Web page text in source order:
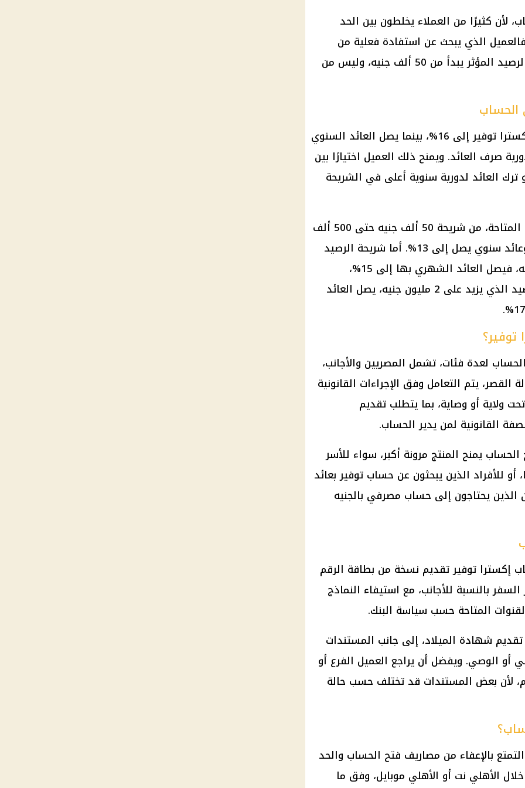
كثيرًا من العملاء يخلطون بين الحد
فالعميل الذي يبحث عن استفادة فعلية من
العائد يجب أن يضع في حسابه أن الرصيد المؤثر يبدأ من 50 ألف جنيه، وليس من
الحساب
على حساب إكسترا توفير إلى 16%، بينما يصل العائد السنوي
صرف العائد. ويمنح ذلك العميل اختيارًا بين
العائد لدورية سنوية أعلى في الشريحة
ويبدأ احتساب العائد، وفق البيانات المتاحة، من شريحة 50 ألف جنيه حتى 500 ألف
جنيه بعائد شهري يصل إلى 12% وعائد سنوي يصل إلى 13%. أما شريحة الرصيد
العائد الشهري
بها إلى 15%،
والسنوي إلى 16%. وفي حالة الرصيد الذي يزيد على 2 مليون جنيه، يصل العائد
لعدة فئات، تشمل المصريين والأجانب،
القصر، يتم التعامل وفق الإجراءات القانونية
ولاية أو وصاية، بما يتطلب تقديم
القانونية لمن يدير الحساب.
يمنح المنتج مرونة أكبر، سواء للأسر
أو للأفراد الذين يبحثون عن حساب توفير بعائد
الذين يحتاجون إلى حساب مصرفي بالجنيه
إكسترا توفير تقديم نسخة من بطاقة الرقم
بالنسبة للأجانب، مع استيفاء النماذج
المتاحة حسب سياسة البنك.
شهادة الميلاد، إلى جانب المستندات
أو الوصي. ويفضل أن يراجع العميل الفرع أو
لأن بعض المستندات قد تختلف حسب حالة
التمتع بالإعفاء من مصاريف فتح الحساب والحد
الأهلي نت أو الأهلي موبايل، وفق ما